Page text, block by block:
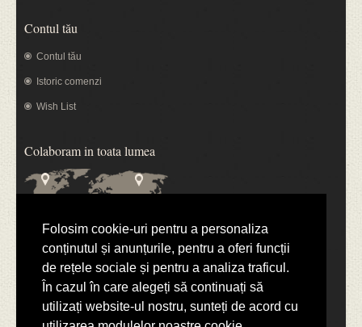
Folosim cookie-uri pentru a personaliza
conținutul și anunțurile, pentru a oferi funcții
de rețele sociale și pentru a analiza traficul.
În cazul în care alegeți să continuați să
utilizați website-ul nostru, sunteți de acord cu
Contul tău
Contul tău
Istoric comenzi
Wish List
Colaboram in toata lumea
Plata online se efectueaza cu: